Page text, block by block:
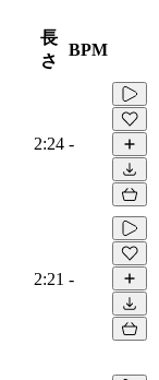
長
さ
BPM
2:24 -
2:21 -